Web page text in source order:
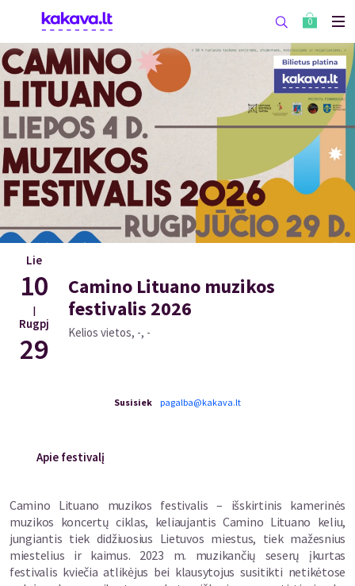
0
Lie
10
|
Rugpj
29
Camino Lituano muzikos
festivalis 2026
Kelios vietos, -, -
Susisiek pagalba@kakava.lt
Apie festivalį
Camino Lituano muzikos festivalis – išskirtinis kamerinės
muzikos koncertų ciklas, keliaujantis Camino Lituano keliu,
jungiantis tiek didžiuosius Lietuvos miestus, tiek mažesnius
miestelius ir kaimus. 2023 m. muzikančių seserų įkurtas
festivalis kviečia atlikėjus bei klausytojus susitikti netikėtose